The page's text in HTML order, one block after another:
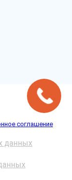
соглашение
данных